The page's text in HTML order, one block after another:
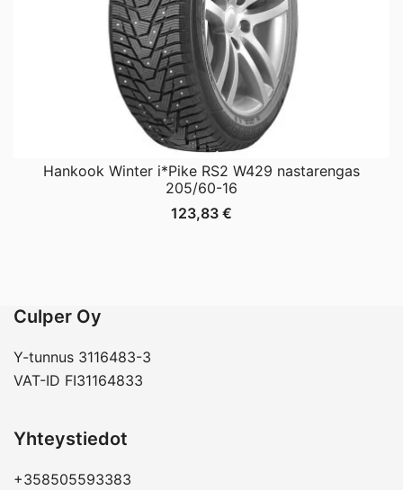
Hankook Winter i*Pike RS2 W429 nastarengas
205/60-16
123,83 €
Culper Oy
Y-tunnus 3116483-3
VAT-ID FI31164833
Yhteystiedot
+358505593383